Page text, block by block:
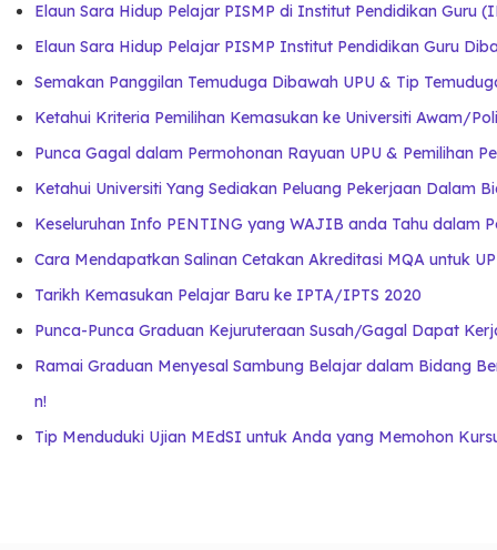
Elaun Sara Hidup Pelajar PISMP di Institut Pendidikan Guru
Elaun Sara Hidup Pelajar PISMP Institut Pendidikan Guru
Semakan Panggilan Temuduga Dibawah UPU & Tip
Ketahui Kriteria Pemilihan Kemasukan ke Universiti Awam/
Punca Gagal dalam Permohonan Rayuan UPU & Pemilihan
Ketahui Universiti Yang Sediakan Peluang Pekerjaan Dalam
Keseluruhan Info PENTING yang WAJIB anda Tahu dalam
Cara Mendapatkan Salinan Cetakan Akreditasi MQA untuk
Tarikh Kemasukan Pelajar Baru ke IPTA/IPTS 2020
Punca-Punca Graduan Kejuruteraan Susah/Gagal Dapat
Ramai Graduan Menyesal Sambung Belajar dalam Bidang
n!
Tip Menduduki Ujian MEdSI untuk Anda yang Memohon